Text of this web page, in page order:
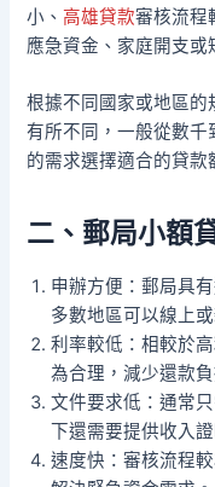
小、高雄貸款審核流程
應急資金、家庭開支或
根據不同國家或地區
有所不同，一般從數
的需求選擇適合的貸款
二、郵局小額
申辦方便：郵局具
多數地區可以線上
利率較低：相較於
為合理，減少還款負
文件要求低：通常
下還需要提供收入
速度快：審核流程